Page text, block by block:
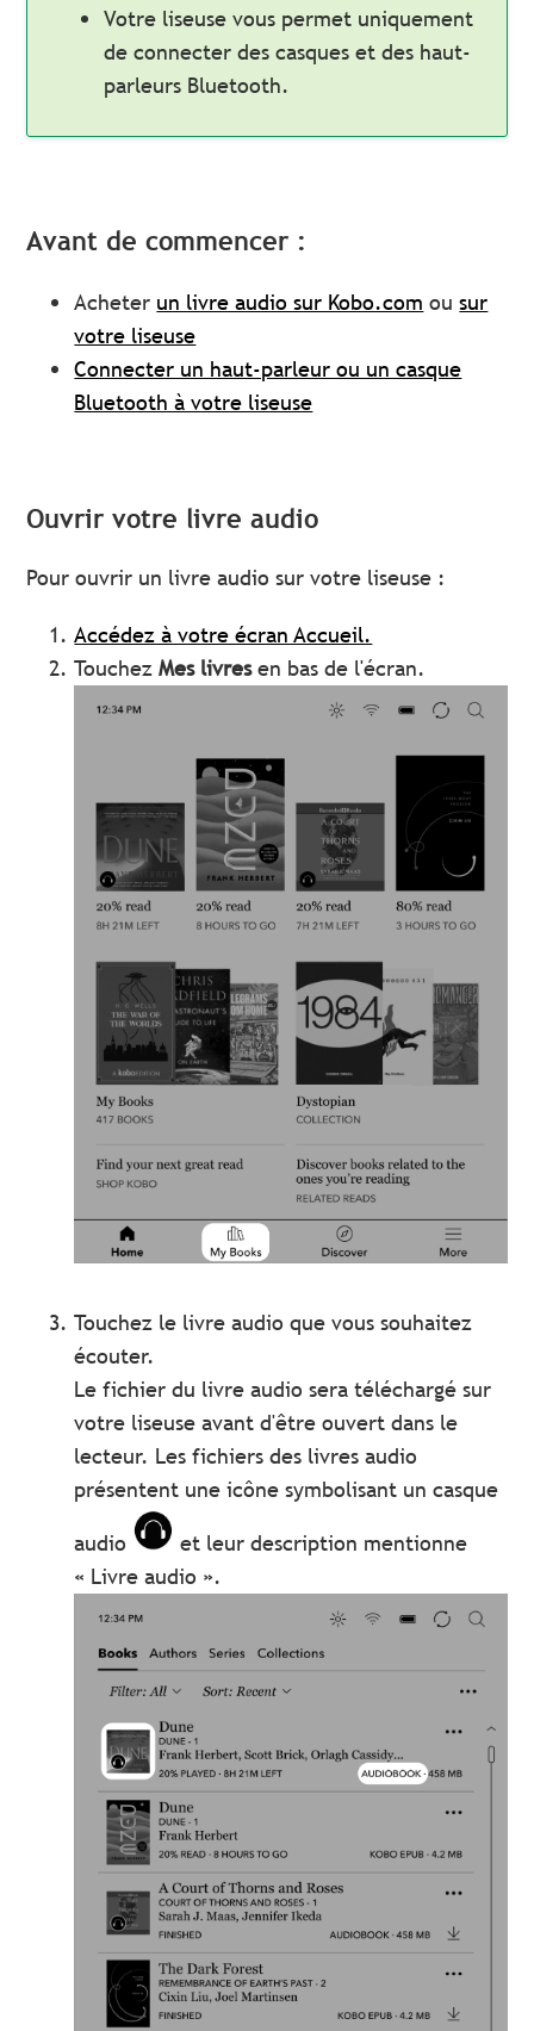
Votre liseuse vous permet uniquement
de connecter des casques et des haut-
parleurs Bluetooth.
Avant de commencer :
Acheter un livre audio sur Kobo.com ousur
votre liseuse
Connecter un haut-parleur ou un casque
Bluetooth à votre liseuse
Ouvrir votre livre audio
Pour ouvrir un livre audio sur votre liseuse :
Accédez à votre écran Accueil.
TouchezMes livresen bas de l'écran.
Touchez le livre audio que vous souhaitez
écouter.
Le fichier du livre audio sera téléchargé sur
votre liseuse avant d'être ouvert dans le
lecteur. Les fichiers des livres audio
présentent une icône symbolisant un casque
audio
et leur description mentionne
« Livre audio ».